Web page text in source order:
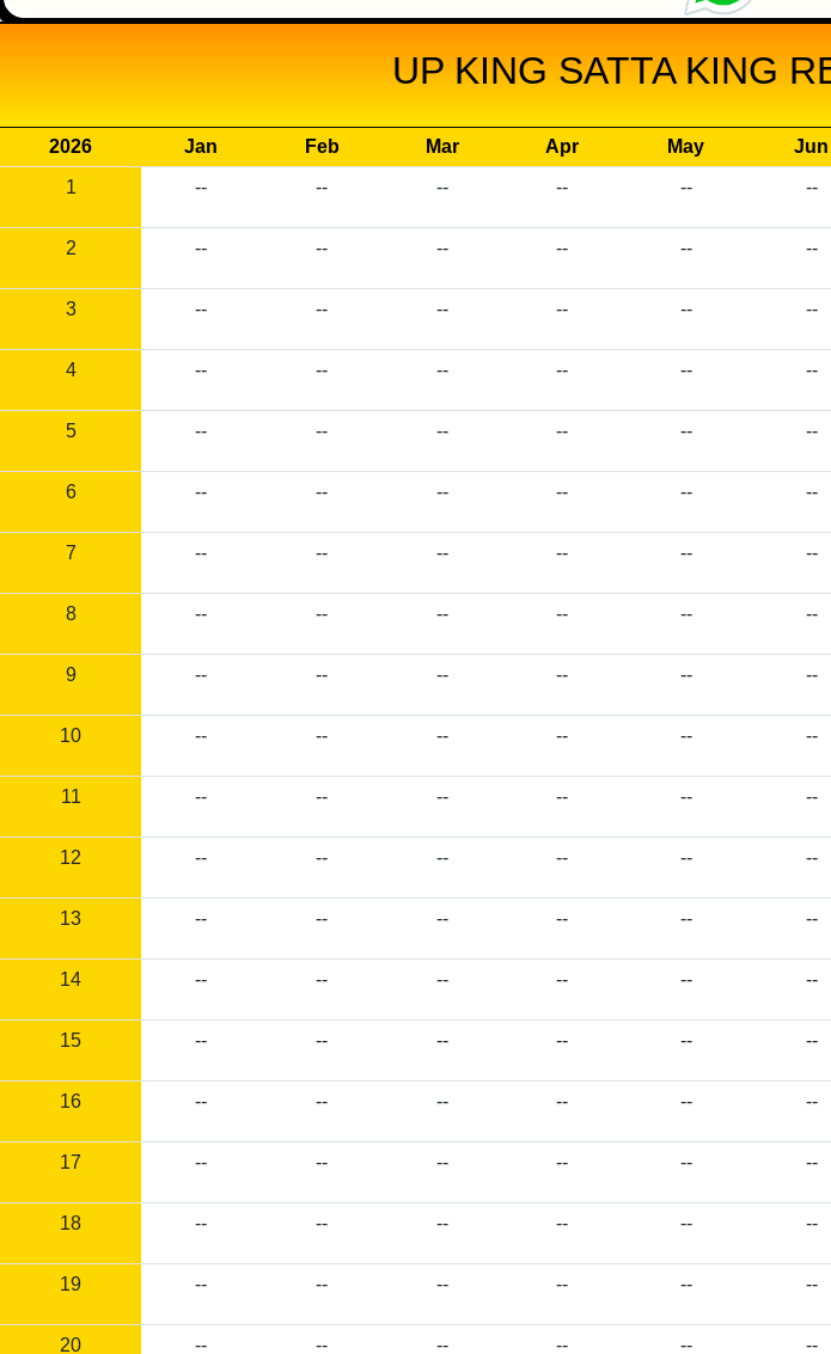
UP KING SATTA KING
2026 Jan Feb Mar Apr May Jun
1
-- -- -- -- -- --
2 -- -- -- -- -- --
3 -- -- -- -- -- --
4 -- -- -- -- -- --
5 -- -- -- -- -- --
6 -- -- -- -- -- --
7 -- -- -- -- -- --
8 -- -- -- -- -- --
9 -- -- -- -- -- --
10 -- -- -- -- -- --
11 -- -- -- -- -- --
12 -- -- -- -- -- --
13 -- -- -- -- -- --
14 -- -- -- -- -- --
15 -- -- -- -- -- --
16 -- -- -- -- -- --
17 -- -- -- -- -- --
18 -- -- -- -- -- --
19 -- -- -- -- -- --
20 -- -- -- -- -- --